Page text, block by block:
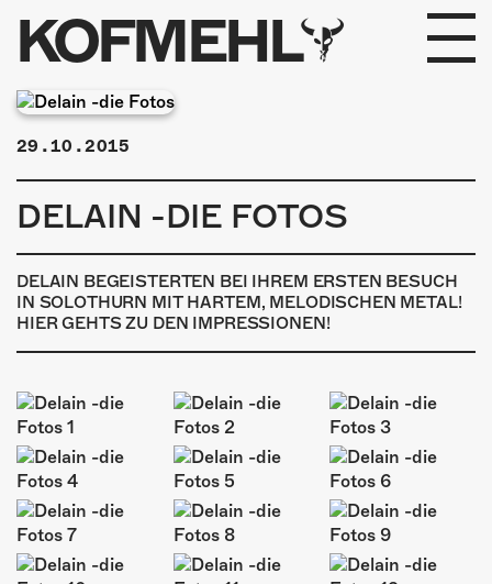
KOFMEHL
PROGRAMM
FABRIKGEFLÜSTER
GALERIE
FOTOGALERIE
PHOTOMAT
INFOS
KONTAKT
ÜBER UNS
GÖNNEREI
29.10.2015
DELAIN -DIE FOTOS
DELAIN BEGEISTERTEN BEI IHREM ERSTEN BESUCH
IN SOLOTHURN MIT HARTEM, MELODISCHEN METAL!
HIER GEHTS ZU DEN IMPRESSIONEN!